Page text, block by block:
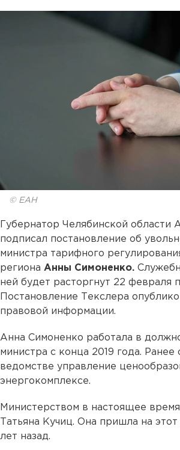
© ЕАН
Губернатор Челябинской области
подписал постановление об
министра тарифного
региона Анны Симоненко.
ней будет расторгнут 22 февраля
Постановление Текслера
правовой информации.
Анна Симоненко работала в
министра с конца 2019 года. Ранее
ведомстве управление
энергокомплексе.
Министерством в настоящее
Татьяна Кучиц. Она пришла на
лет назад.